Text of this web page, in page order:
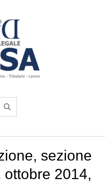
sezione
ottobre 2014,